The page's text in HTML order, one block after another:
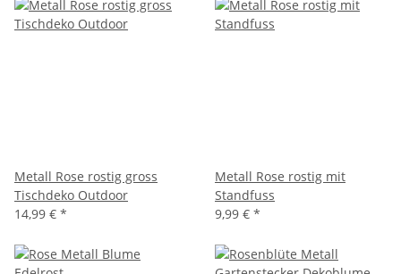
Metall Rose rostig gross
Tischdeko Outdoor
14,99 € *
Metall Rose rostig mit
Standfuss
9,99 € *